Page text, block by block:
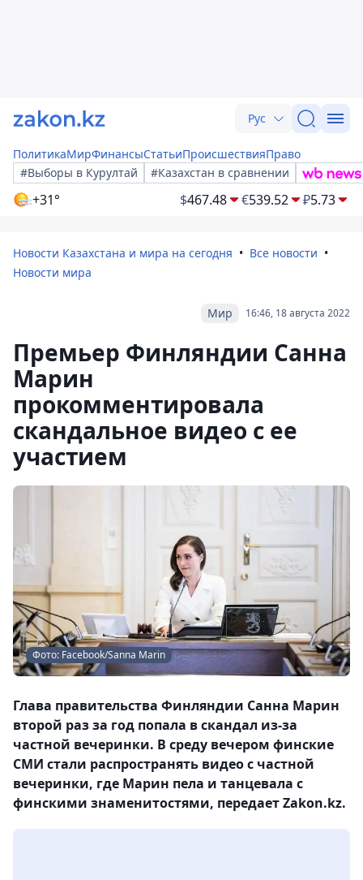
Рус
ПолитикаМирФинансыСтатьиПроисшествияПраво
#Выборы в Курултай
#Казахстан в сравнении
+31° $467.48 €539.52 ₽5.73
Новости Казахстана и мира на сегодня
Все новости
Новости мира
16:46, 18 августа 2022
Мир
Премьер Финляндии Санна
Марин
прокомментировала
скандальное видео с ее
участием
Фото: Facebook/Sanna Marin
Глава правительства Финляндии Санна Марин
второй раз за год попала в скандал из-за
частной вечеринки. В среду вечером финские
СМИ стали распространять видео с частной
вечеринки, где Марин пела и танцевала с
финскими знаменитостями, передает Zakon.kz.